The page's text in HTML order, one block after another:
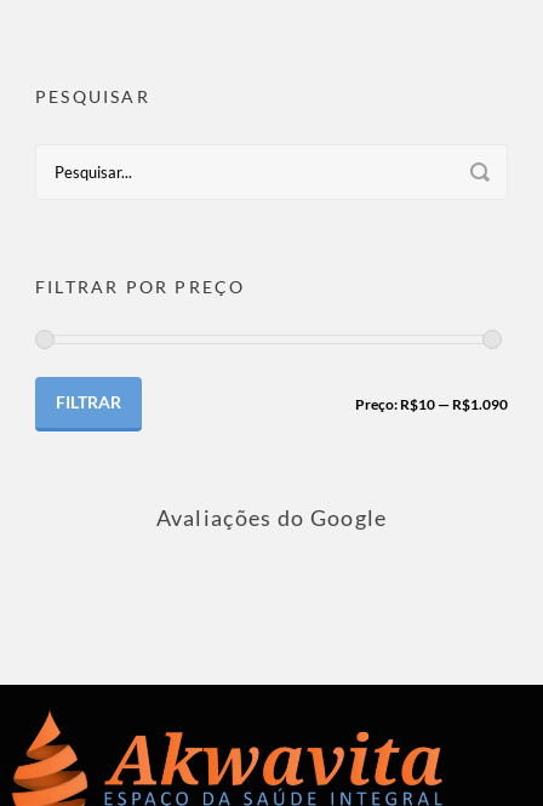
PESQUISAR
FILTRAR POR PREÇO
FILTRAR Preço: R$10 — R$1.090
Avaliações do Google